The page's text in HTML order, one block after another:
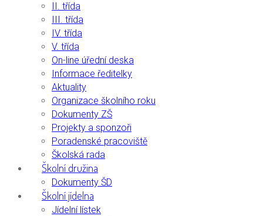
II. třída
III. třída
IV. třída
V. třída
On-line úřední deska
Informace ředitelky
Aktuality
Organizace školního roku
Dokumenty ZŠ
Projekty a sponzoři
Poradenské pracoviště
Školská rada
Školní družina
Dokumenty ŠD
Školní jídelna
Jídelní lístek